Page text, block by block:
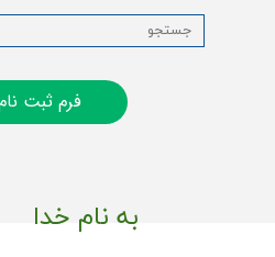
فرم ثبت
به نام خدا